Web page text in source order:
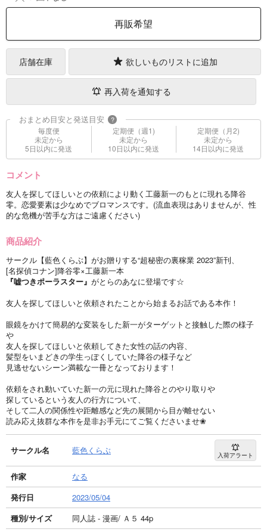
再販希望
店舗在庫 欲しいものリストに追加
再入荷を通知する
おまとめ目安と発送目安 ?
毎度便
未定から
5日以内に発送
定期便（週1)
未定から
10日以内に発送
定期便（月2)
未定から
14日以内に発送
コメント
友人を探してほしいとの依頼により動く工藤新一のもとに現れる降谷
零。恋愛要素は少なめでブロマンスです。(流血表現はありませんが、性
的な危機が苦手な方はご遠慮ください)
商品紹介
サークル【藍色くらぶ】がお贈りする“超秘密の裏稼業 2023”新刊、
[名探偵コナン]降谷零×工藤新一本
『嘘つきポーラスター』 がとらのあなに登場です☆
友人を探してほしいと依頼されたことから始まるお話である本作！
眼鏡をかけて簡易的な変装をした新一がターゲットと接触した際の様子
や
友人を探してほしいと依頼してきた女性の話の内容、
髪型をいまどきの学生っぽくしていた降谷の様子など
見逃せないシーン満載な一冊となっております！
依頼をされ動いていた新一の元に現れた降谷とのやり取りや
探しているという友人の行方について、
そして二人の関係性や距離感など先の展開から目が離せない
読み応え抜群な本作を是非お手元にてご覧くださいませ❀
サークル名 藍色くらぶ 入荷アラート
作家
なる
発行日
2023/05/04
種別/サイズ
同人誌 - 漫画/ Ａ５ 44p